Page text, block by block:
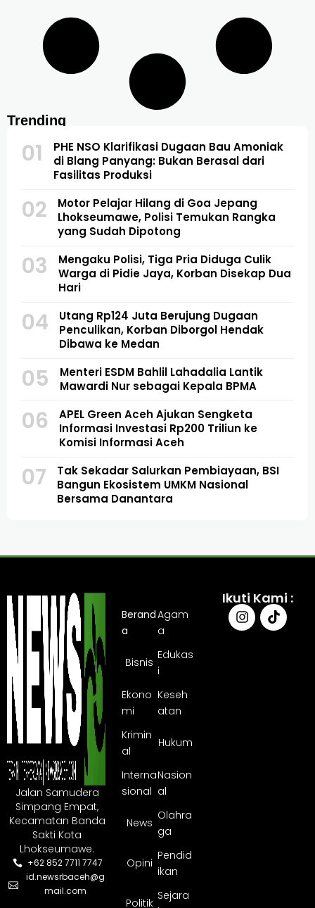
Trending
01
PHE NSO Klarifikasi Dugaan Bau Amoniak
di Blang Panyang: Bukan Berasal dari
Fasilitas Produksi
02
Motor Pelajar Hilang di Goa Jepang
Lhokseumawe, Polisi Temukan Rangka
yang Sudah Dipotong
03
Mengaku Polisi, Tiga Pria Diduga Culik
Warga di Pidie Jaya, Korban Disekap Dua
Hari
04
Utang Rp124 Juta Berujung Dugaan
Penculikan, Korban Diborgol Hendak
Dibawa ke Medan
05
Menteri ESDM Bahlil Lahadalia Lantik
Mawardi Nur sebagai Kepala BPMA
06
APEL Green Aceh Ajukan Sengketa
Informasi Investasi Rp200 Triliun ke
Komisi Informasi Aceh
07
Tak Sekadar Salurkan Pembiayaan, BSI
Bangun Ekosistem UMKM Nasional
Bersama Danantara
Jalan Samudera
Simpang Empat,
Kecamatan Banda
Sakti Kota
Lhokseumawe.
+62 852 7711 7747
id.newsrbaceh@g
mail.com
Berand
a
Agam
a
Bisnis
Edukas
i
Ekono
mi
Keseh
atan
Krimin
al
Hukum
Interna
sional
Nasion
al
News
Olahra
ga
Opini
Pendid
ikan
Politik
Sejara
Ikuti Kami :